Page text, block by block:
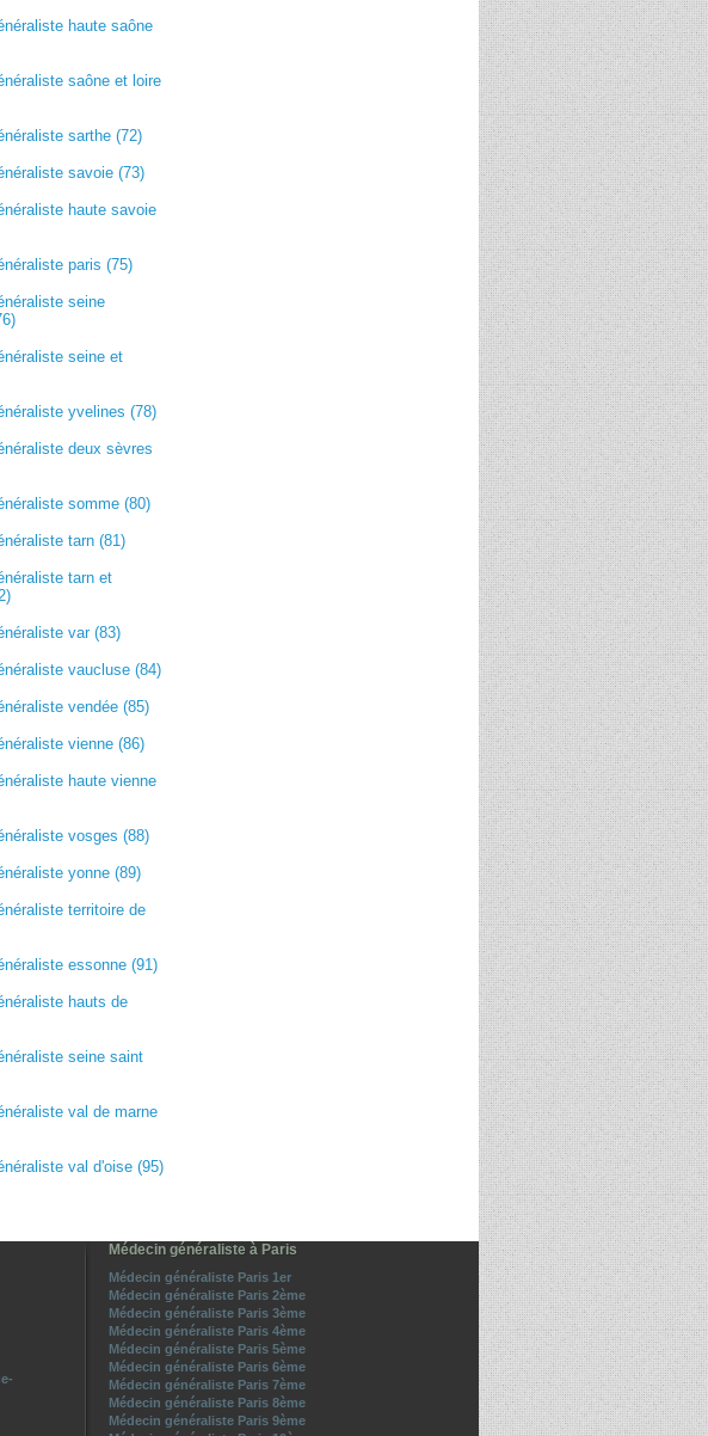
haute saône
saône et loire
sarthe (72)
savoie (73)
haute savoie
paris (75)
seine
seine et
yvelines (78)
deux sèvres
somme (80)
tarn (81)
tarn et
var (83)
vaucluse (84)
vendée (85)
vienne (86)
haute vienne
vosges (88)
yonne (89)
territoire de
essonne (91)
hauts de
seine saint
val de marne
val d'oise (95)
Médecin généraliste à Paris
Médecin généraliste Paris 1er
Médecin généraliste Paris 2ème
Médecin généraliste Paris 3ème
Médecin généraliste Paris 4ème
Médecin généraliste Paris 5ème
Médecin généraliste Paris 6ème
Médecin généraliste Paris 7ème
Médecin généraliste Paris 8ème
Médecin généraliste Paris 9ème